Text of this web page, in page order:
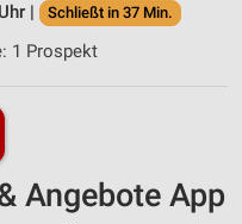
|
Schließt in 37 Min.
1 Prospekt
Angebote App